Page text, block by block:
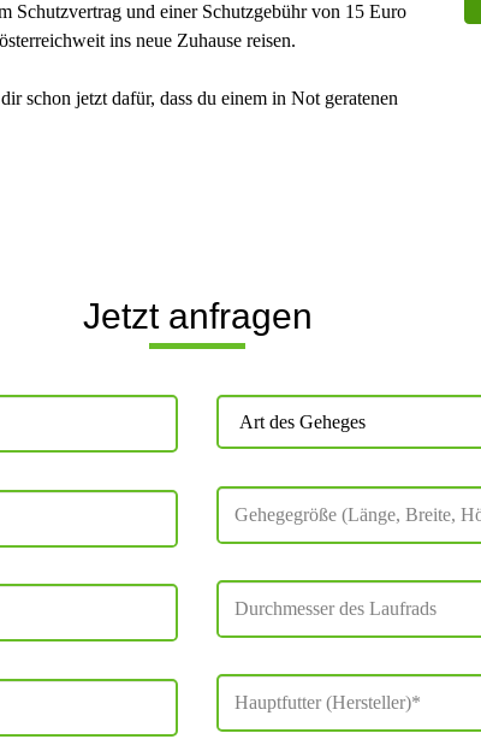
Schutzvertrag und einer Schutzgebühr von 15 Euro
ins neue Zuhause reisen.
schon jetzt dafür, dass du einem in Not geratenen
Jetzt anfragen